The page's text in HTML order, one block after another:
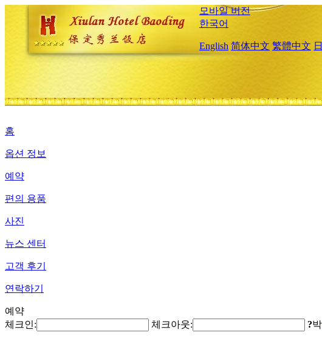
모바일 버전
한국어
English 简体中文 繁體中文
홈
옵션 정보
예약
편의 용품
사진
뉴스 센터
고객 후기
연락하기
예약
체크인:
체크아웃: ?박